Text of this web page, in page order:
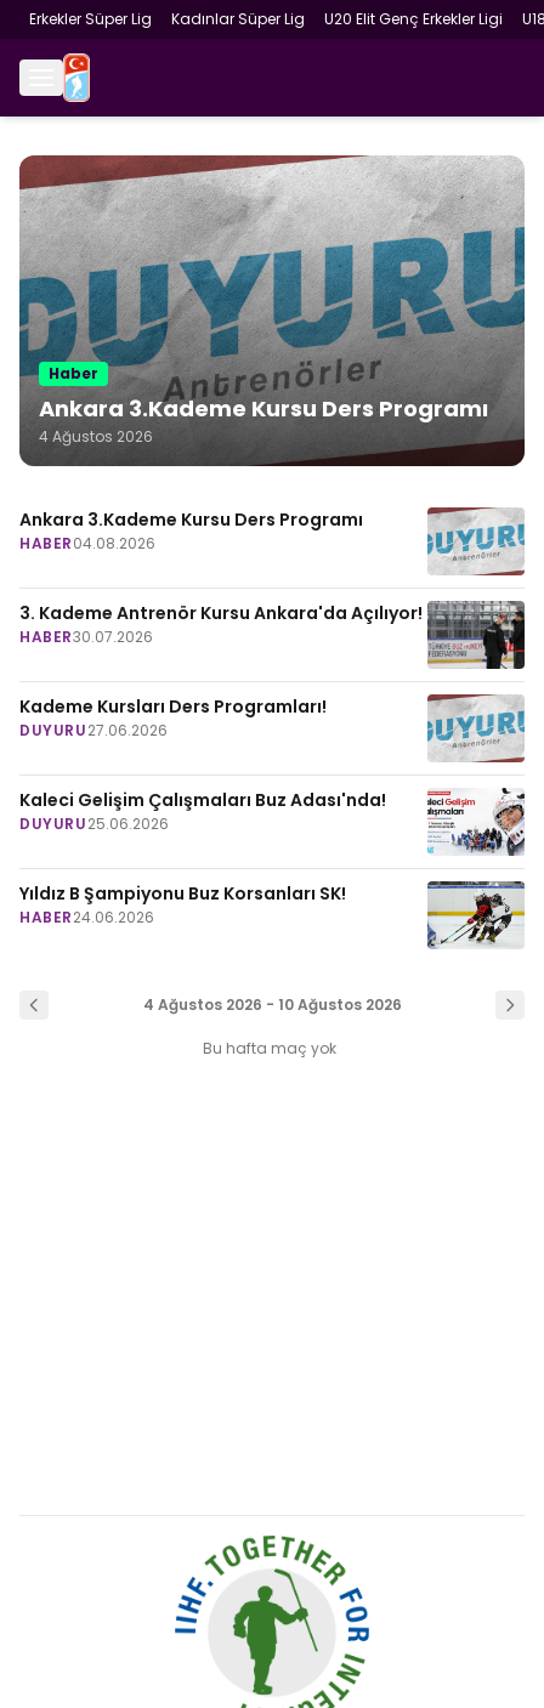
Erkekler Süper Lig Kadınlar Süper Lig U20 Elit Genç Erkekler Ligi
Haber
Ankara 3.Kademe Kursu Ders Programı
4 Ağustos 2026
Ankara 3.Kademe Kursu Ders Programı
HABER04.08.2026
3. Kademe Antrenör Kursu Ankara'da Açılıyor!
HABER30.07.2026
Kademe Kursları Ders Programları!
DUYURU27.06.2026
Kaleci Gelişim Çalışmaları Buz Adası'nda!
DUYURU25.06.2026
Yıldız B Şampiyonu Buz Korsanları SK!
HABER24.06.2026
4 Ağustos 2026 - 10 Ağustos 2026
Bu hafta maç yok